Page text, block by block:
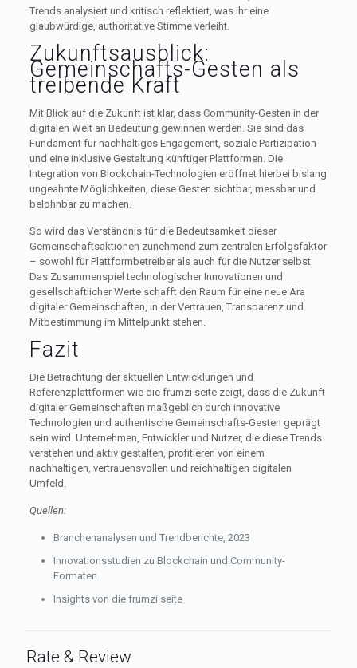
Trends analysiert und kritisch reflektiert, was ihr eine
glaubwürdige, authoritative Stimme verleiht.
Zukunftsausblick:
Gemeinschafts-Gesten als
treibende Kraft
Mit Blick auf die Zukunft ist klar, dass Community-Gesten in der
digitalen Welt an Bedeutung gewinnen werden. Sie sind das
Fundament für nachhaltiges Engagement, soziale Partizipation
und eine inklusive Gestaltung künftiger Plattformen. Die
Integration von Blockchain-Technologien eröffnet hierbei bislang
ungeahnte Möglichkeiten, diese Gesten sichtbar, messbar und
belohnbar zu machen.
So wird das Verständnis für die Bedeutsamkeit dieser
Gemeinschaftsaktionen zunehmend zum zentralen Erfolgsfaktor
– sowohl für Plattformbetreiber als auch für die Nutzer selbst.
Das Zusammenspiel technologischer Innovationen und
gesellschaftlicher Werte schafft den Raum für eine neue Ära
digitaler Gemeinschaften, in der Vertrauen, Transparenz und
Mitbestimmung im Mittelpunkt stehen.
Fazit
Die Betrachtung der aktuellen Entwicklungen und
Referenzplattformen wie die frumzi seite zeigt, dass die Zukunft
digitaler Gemeinschaften maßgeblich durch innovative
Technologien und authentische Gemeinschafts-Gesten geprägt
sein wird. Unternehmen, Entwickler und Nutzer, die diese Trends
verstehen und aktiv gestalten, profitieren von einem
nachhaltigen, vertrauensvollen und reichhaltigen digitalen
Umfeld.
Quellen:
Branchenanalysen und Trendberichte, 2023
Innovationsstudien zu Blockchain und Community-
Formaten
Insights von die frumzi seite
Rate & Review